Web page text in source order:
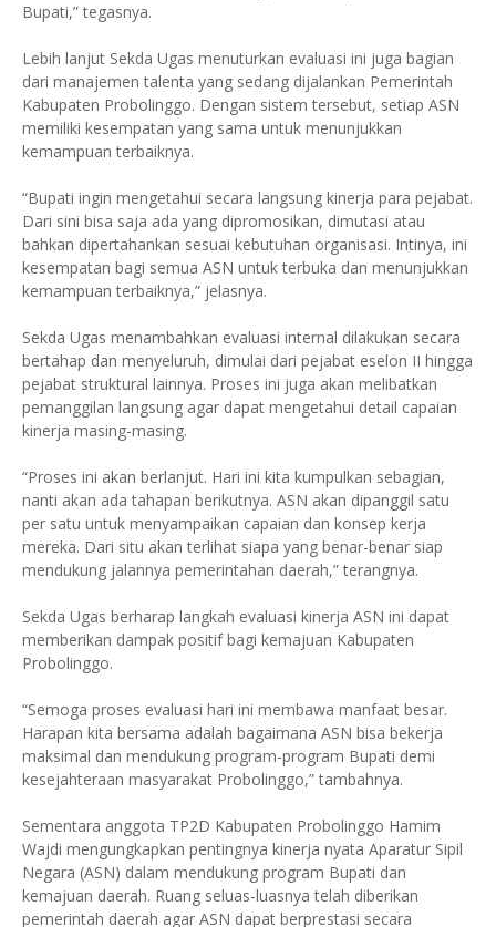
Bupati,” tegasnya.
Lebih lanjut Sekda Ugas menuturkan evaluasi ini juga bagian
dari manajemen talenta yang sedang dijalankan Pemerintah
Kabupaten Probolinggo. Dengan sistem tersebut, setiap ASN
memiliki kesempatan yang sama untuk menunjukkan
kemampuan terbaiknya.
“Bupati ingin mengetahui secara langsung kinerja para pejabat.
Dari sini bisa saja ada yang dipromosikan, dimutasi atau
bahkan dipertahankan sesuai kebutuhan organisasi. Intinya, ini
kesempatan bagi semua ASN untuk terbuka dan menunjukkan
kemampuan terbaiknya,” jelasnya.
Sekda Ugas menambahkan evaluasi internal dilakukan secara
bertahap dan menyeluruh, dimulai dari pejabat eselon II hingga
pejabat struktural lainnya. Proses ini juga akan melibatkan
pemanggilan langsung agar dapat mengetahui detail capaian
kinerja masing-masing.
“Proses ini akan berlanjut. Hari ini kita kumpulkan sebagian,
nanti akan ada tahapan berikutnya. ASN akan dipanggil satu
per satu untuk menyampaikan capaian dan konsep kerja
mereka. Dari situ akan terlihat siapa yang benar-benar siap
mendukung jalannya pemerintahan daerah,” terangnya.
Sekda Ugas berharap langkah evaluasi kinerja ASN ini dapat
memberikan dampak positif bagi kemajuan Kabupaten
Probolinggo.
“Semoga proses evaluasi hari ini membawa manfaat besar.
Harapan kita bersama adalah bagaimana ASN bisa bekerja
maksimal dan mendukung program-program Bupati demi
kesejahteraan masyarakat Probolinggo,” tambahnya.
Sementara anggota TP2D Kabupaten Probolinggo Hamim
Wajdi mengungkapkan pentingnya kinerja nyata Aparatur Sipil
Negara (ASN) dalam mendukung program Bupati dan
kemajuan daerah. Ruang seluas-luasnya telah diberikan
pemerintah daerah agar ASN dapat berprestasi secara